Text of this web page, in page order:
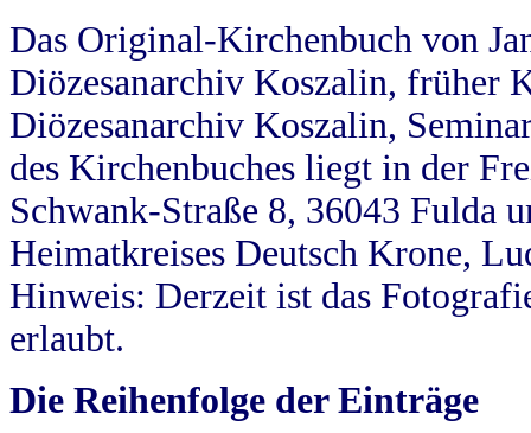
Das Original-Kirchenbuch von
Diözesanarchiv Koszalin, früher
Diözesanarchiv Koszalin,
des Kirchenbuches liegt in der
Schwank-Straße 8, 36043 Fulda
Heimatkreises Deutsch Krone,
Hinweis: Derzeit ist das
erlaubt.
Die Reihenfolge der Einträge